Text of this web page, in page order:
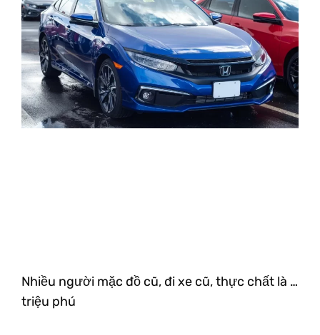
Nhiều người mặc đồ cũ, đi xe cũ, thực chất là …
triệu phú